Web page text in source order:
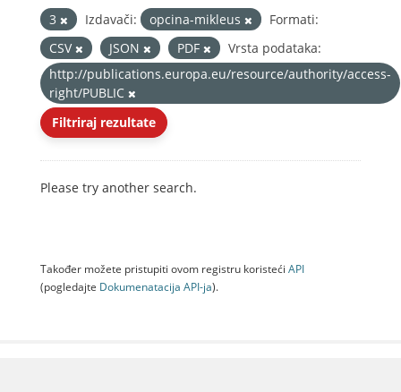
3
Izdavači: opcina-mikleus
Formati:
CSV
JSON PDF
Vrsta podataka:
http://publications.europa.eu/resource/authority/access-
right/PUBLIC
Filtriraj rezultate
Please try another search.
Također možete pristupiti ovom registru koristeći API
(pogledajte Dokumenаtаcijа API-jа).